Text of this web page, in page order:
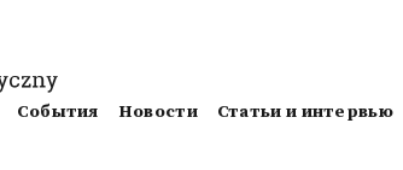
События Новости Статьи и интервью